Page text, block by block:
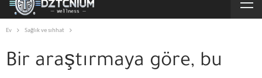
Ev Sağlık ve sıhhat
Bir araştırmaya göre, bu